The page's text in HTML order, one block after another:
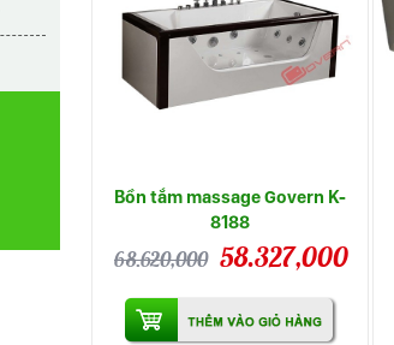
Bồn tắm massage Govern K-
8188
68.620,000 58.327,000